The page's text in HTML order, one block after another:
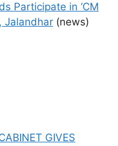
Participate in ‘CM
Jalandhar (news)
GIVES